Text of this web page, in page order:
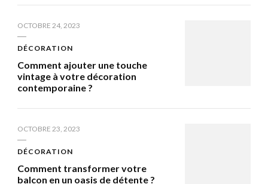
OCTOBRE 24, 2023
DÉCORATION
Comment ajouter une touche
vintage à votre décoration
contemporaine ?
OCTOBRE 23, 2023
DÉCORATION
Comment transformer votre
balcon en un oasis de détente ?